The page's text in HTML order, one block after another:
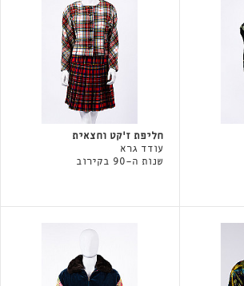
חליפת ז׳קט וחצאית
עודד גרא
שנות ה-90 בקירוב